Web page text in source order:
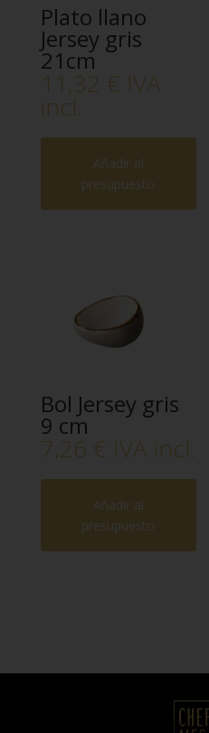
Plato llano
Jersey gris
21cm
11,32 € IVA
incl.
Añadir al
presupuesto
Bol Jersey gris
9 cm
7,26 € IVA incl.
Añadir al
presupuesto